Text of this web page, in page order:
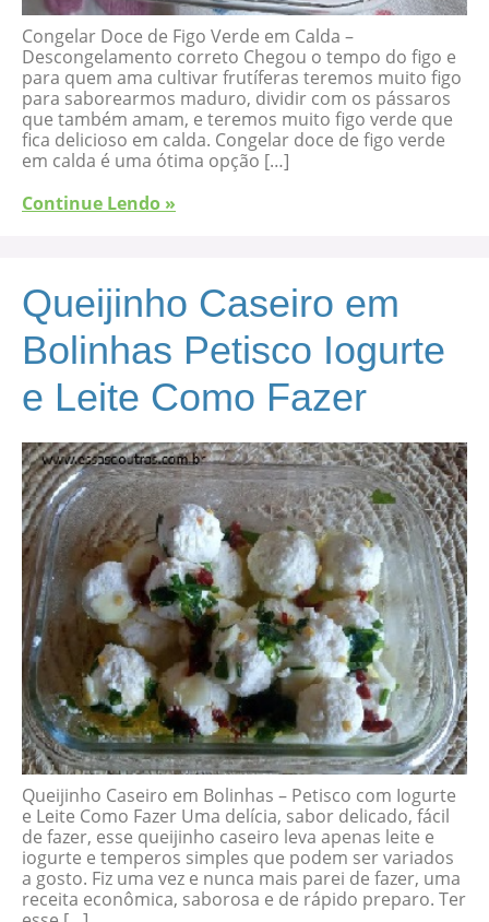
Congelar Doce de Figo Verde em Calda –
Descongelamento correto Chegou o tempo do figo e
para quem ama cultivar frutíferas teremos muito figo
para saborearmos maduro, dividir com os pássaros
que também amam, e teremos muito figo verde que
fica delicioso em calda. Congelar doce de figo verde
em calda é uma ótima opção […]
Continue Lendo »
Queijinho Caseiro em
Bolinhas Petisco Iogurte
e Leite Como Fazer
Queijinho Caseiro em Bolinhas – Petisco com Iogurte
e Leite Como Fazer Uma delícia, sabor delicado, fácil
de fazer, esse queijinho caseiro leva apenas leite e
iogurte e temperos simples que podem ser variados
a gosto. Fiz uma vez e nunca mais parei de fazer, uma
receita econômica, saborosa e de rápido preparo. Ter